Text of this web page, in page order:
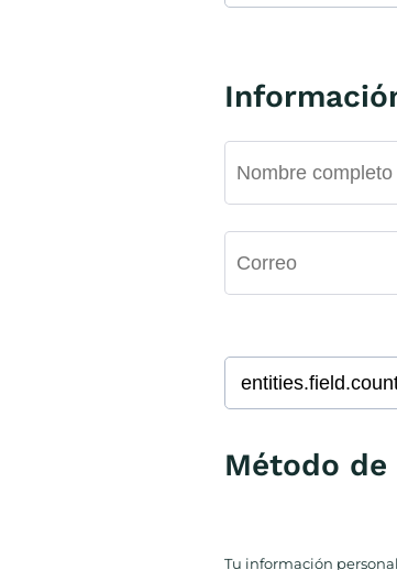
Método de
Tu información